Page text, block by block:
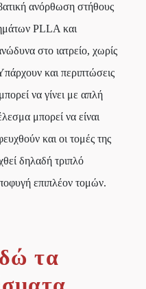
ανόρθωση στήθους
PLLA και
στο ιατρείο, χωρίς
και περιπτώσεις
να γίνει με απλή
μπορεί να είναι
και οι τομές της
δηλαδή τριπλό
επιπλέον τομών.
τα